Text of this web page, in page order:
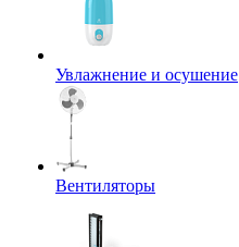
Увлажнение и осушение
Вентиляторы